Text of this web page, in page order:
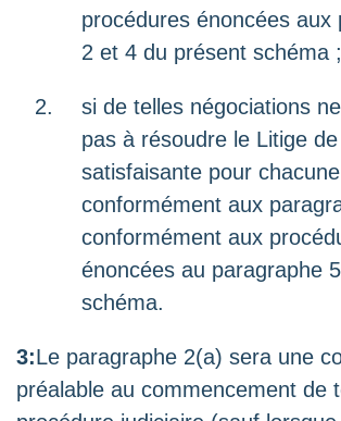
procédures énoncées aux
2 et 4 du présent schéma
si de telles négociations
pas à résoudre le Litige
satisfaisante pour
conformément aux
conformément aux
énoncées au paragraphe
schéma.
3:Le paragraphe 2(a) sera une
préalable au commencement de